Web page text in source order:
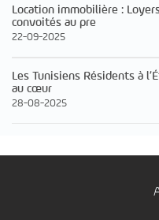
Location immobilière :
convoités au pre
22-09-2025
Les Tunisiens Résidents à
au cœur
28-08-2025